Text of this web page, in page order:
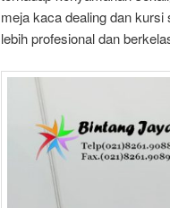
meja kaca dealing dan
lebih profesional dan